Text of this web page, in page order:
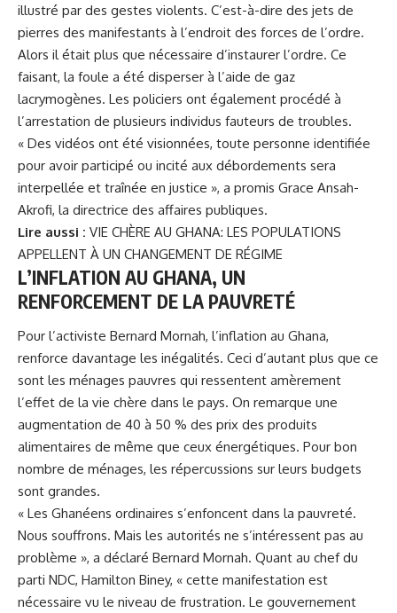
illustré par des gestes violents. C’est-à-dire des jets de
pierres des manifestants à l’endroit des forces de l’ordre.
Alors il était plus que nécessaire d’instaurer l’ordre. Ce
faisant, la foule a été disperser à l’aide de gaz
lacrymogènes. Les policiers ont également procédé à
l’arrestation de plusieurs individus fauteurs de troubles.
« Des vidéos ont été visionnées, toute personne identifiée
pour avoir participé ou incité aux débordements sera
interpellée et traînée en justice », a promis Grace Ansah-
Akrofi, la directrice des affaires publiques.
Lire aussi : VIE CHÈRE AU GHANA: LES POPULATIONS
APPELLENT À UN CHANGEMENT DE RÉGIME
L’INFLATION AU GHANA, UN
RENFORCEMENT DE LA PAUVRETÉ
Pour l’activiste Bernard Mornah, l’inflation au Ghana,
renforce davantage les inégalités. Ceci d’autant plus que ce
sont les ménages pauvres qui ressentent amèrement
l’effet de la vie chère dans le pays. On remarque une
augmentation de 40 à 50 % des prix des produits
alimentaires de même que ceux énergétiques. Pour bon
nombre de ménages, les répercussions sur leurs budgets
sont grandes.
« Les Ghanéens ordinaires s’enfoncent dans la pauvreté.
Nous souffrons. Mais les autorités ne s’intéressent pas au
problème », a déclaré Bernard Mornah. Quant au chef du
parti NDC, Hamilton Biney, « cette manifestation est
nécessaire vu le niveau de frustration. Le gouvernement